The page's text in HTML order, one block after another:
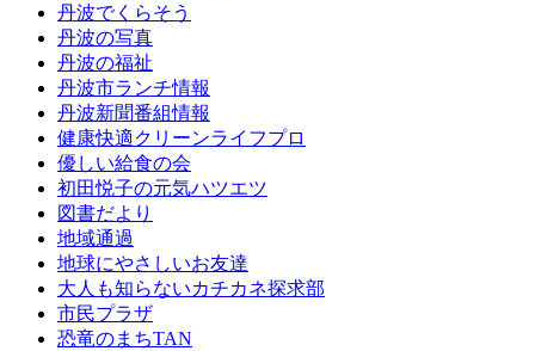
丹波でくらそう
丹波の写真
丹波の福祉
丹波市ランチ情報
丹波新聞番組情報
健康快適クリーンライフプロ
優しい給食の会
初田悦子の元気ハツエツ
図書だより
地域通過
地球にやさしいお友達
大人も知らないカチカネ探求部
市民プラザ
恐竜のまちTAN